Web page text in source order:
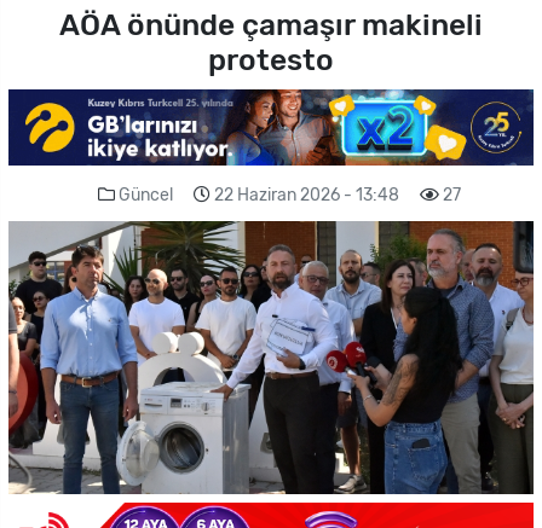
AÖA önünde çamaşır makineli
protesto
Güncel 22 Haziran 2026 - 13:48 27